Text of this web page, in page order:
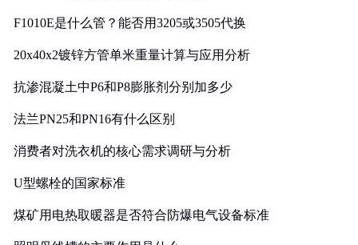
F1010E是什么管？能否用3205或3505代换
20x40x2镀锌方管单米重量计算与应用分析
抗渗混凝土中P6和P8膨胀剂分别加多少
法兰PN25和PN16有什么区别
消费者对洗衣机的核心需求调研与分析
U型螺栓的国家标准
煤矿用电热取暖器是否符合防爆电气设备标准